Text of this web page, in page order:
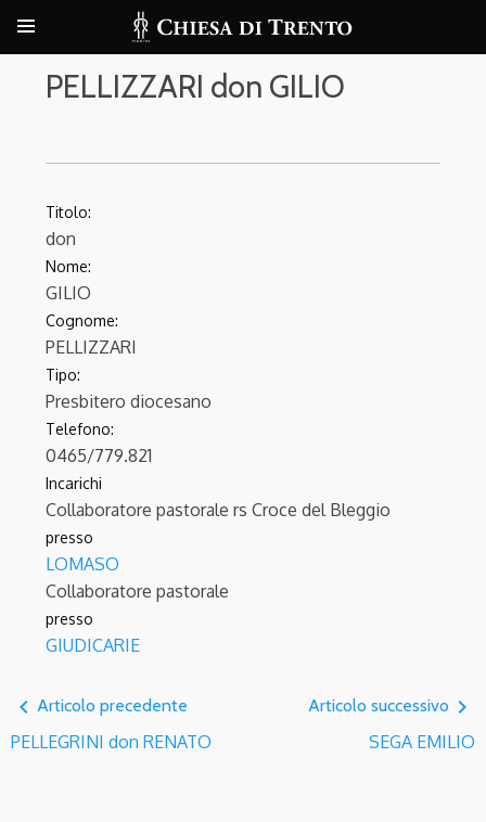
PELLIZZARI don GILIO
Titolo:
don
Nome:
GILIO
Cognome:
PELLIZZARI
Tipo:
Presbitero diocesano
Telefono:
0465/779.821
Incarichi
Collaboratore pastorale rs Croce del Bleggio
presso
LOMASO
Collaboratore pastorale
presso
GIUDICARIE
navigate_before Articolo precedente
PELLEGRINI don RENATO
Articolo successivo navigate_next
SEGA EMILIO